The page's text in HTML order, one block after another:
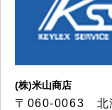
(株)米山商店
〒060-0063 北